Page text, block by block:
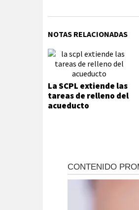
NOTAS RELACIONADAS
La SCPL extiende las
tareas de relleno del
acueducto